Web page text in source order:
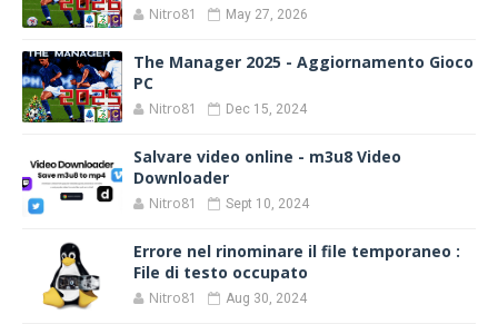
Nitro81 May 27, 2026
The Manager 2025 - Aggiornamento Gioco
PC
Nitro81 Dec 15, 2024
Salvare video online - m3u8 Video
Downloader
Nitro81 Sept 10, 2024
Errore nel rinominare il file temporaneo :
File di testo occupato
Nitro81 Aug 30, 2024